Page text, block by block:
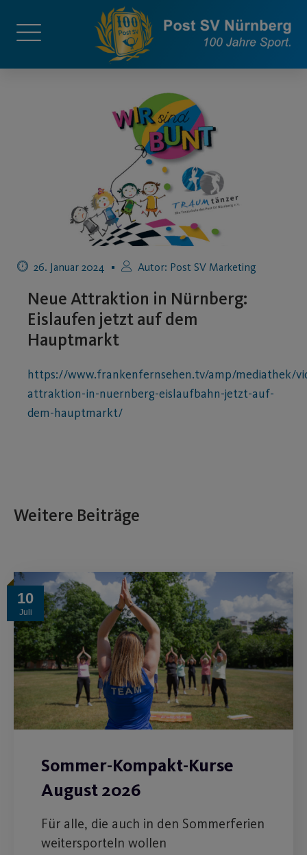
26. Januar 2024 Autor: Post SV Marketing
Neue Attraktion in Nürnberg:
Eislaufen jetzt auf dem
Hauptmarkt
https://www.frankenfernsehen.tv/amp/mediathek/
attraktion-in-nuernberg-eislaufbahn-jetzt-auf-
dem-hauptmarkt/
Weitere Beiträge
10
Juli
Sommer-Kompakt-Kurse
August 2026
Für alle, die auch in den Sommerferien
weitersporteln wollen